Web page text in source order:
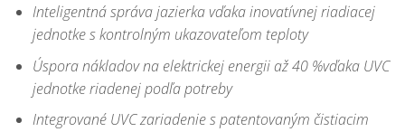
Inteligentná správa jazierka vďaka inovatívnej riadiacej
jednotke s kontrolným ukazovateľom teploty
Úspora nákladov na elektrickej energii až 40 %vďaka UVC
jednotke riadenej podľa potreby
Integrované UVC zariadenie s patentovaným čistiacim